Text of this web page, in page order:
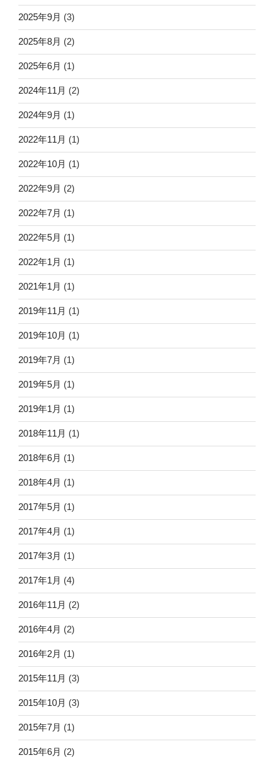
2025年9月 (3)
2025年8月 (2)
2025年6月 (1)
2024年11月 (2)
2024年9月 (1)
2022年11月 (1)
2022年10月 (1)
2022年9月 (2)
2022年7月 (1)
2022年5月 (1)
2022年1月 (1)
2021年1月 (1)
2019年11月 (1)
2019年10月 (1)
2019年7月 (1)
2019年5月 (1)
2019年1月 (1)
2018年11月 (1)
2018年6月 (1)
2018年4月 (1)
2017年5月 (1)
2017年4月 (1)
2017年3月 (1)
2017年1月 (4)
2016年11月 (2)
2016年4月 (2)
2016年2月 (1)
2015年11月 (3)
2015年10月 (3)
2015年7月 (1)
2015年6月 (2)